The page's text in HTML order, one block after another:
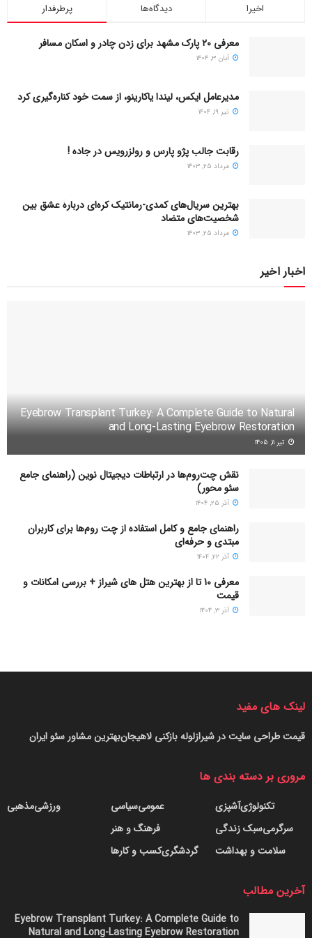
پرطرفدار دیدگاه‌ها اخیرا
معرفی ۲۰ پارک مشهد برای زدن چادر و اسکان مسافر
آبان ۳, ۱۴۰۴
مدیرعامل ایکس، لیندا یاکارینو، از سمت خود کناره‌گیری کرد
تیر ۱۹, ۱۴۰۴
رقابت جالب پژو پارس و رولزرویس در جاده !
مرداد ۲۵, ۱۴۰۳
بهترین سریال‌های کمدی-رمانتیک کره‌ای دربارۀ عشق بین
شخصیت‌های متضاد
مرداد ۲۵, ۱۴۰۳
اخبار اخیر
Eyebrow Transplant Turkey: A Complete Guide to Natural
and Long-Lasting Eyebrow Restoration
تیر ۱۱, ۱۴۰۵
نقش چت‌روم‌ها در ارتباطات دیجیتال نوین (راهنمای جامع
سئو محور)
آذر ۲۵, ۱۴۰۴
راهنمای جامع و کامل استفاده از چت روم‌ها برای کاربران
مبتدی و حرفه‌ای
آذر ۲۲, ۱۴۰۴
معرفی 10 تا از بهترین هتل های شیراز + بررسی امکانات و
قیمت
آذر ۳, ۱۴۰۴
لینک های مفید
بهترین مشاور سئو ایرانلوله بازکنی لاهیجانقیمت طراحی سایت در شیراز
مروری بر دسته بندی ها
آشپزیتکنولوژی
سبک زندگیسرگرمی
سلامت و بهداشت
سیاسیعمومی
فرهنگ و هنر
کسب و کارهاگردشگری
مذهبیورزشی
آخرین مطالب
Eyebrow Transplant Turkey: A Complete Guide to
Natural and Long-Lasting Eyebrow Restoration